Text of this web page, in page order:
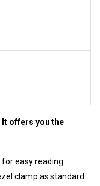
offers you the
easy reading
clamp as standard